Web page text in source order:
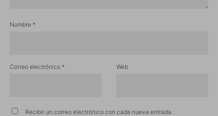
Nombre *
Correo electrónico * Web
Recibir un correo electrónico con cada nueva entrada.